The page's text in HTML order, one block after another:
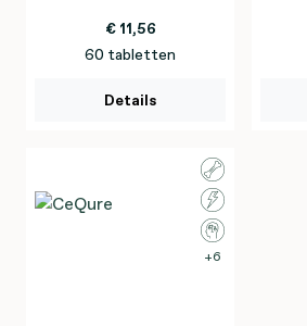
€ 11,56
60 tabletten
Details
6